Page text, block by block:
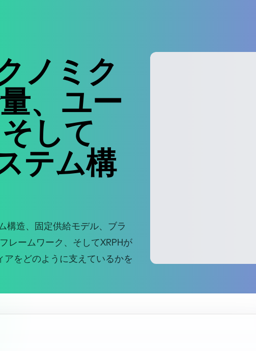
ノミク
、ユー
して
テム構
構造、固定供給モデル、ブラ
レームワーク、そしてXRPHが
アをどのように支えているかを